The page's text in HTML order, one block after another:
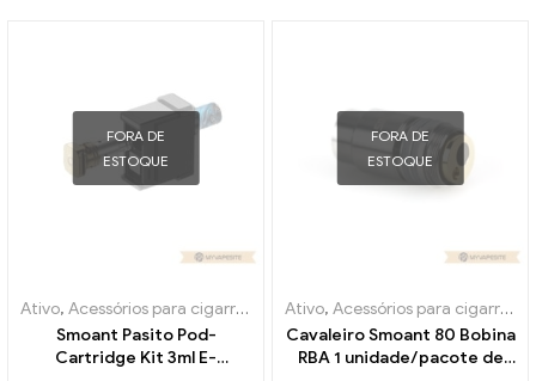
FORA DE
ESTOQUE
Ativo, Acessórios para cigarros eletrônicos ,Evaporador
Smoant Pasito Pod-
Cartridge Kit 3ml E-
FORA DE
ESTOQUE
Ativo, Acessórios para cigarros eletrônicos
Cavaleiro Smoant 80 Bobina
RBA 1 unidade/pacote de